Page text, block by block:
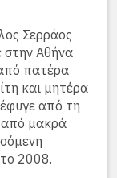
Σερράος
στην Αθήνα
πατέρα
και μητέρα
από τη
μακρά
2008.